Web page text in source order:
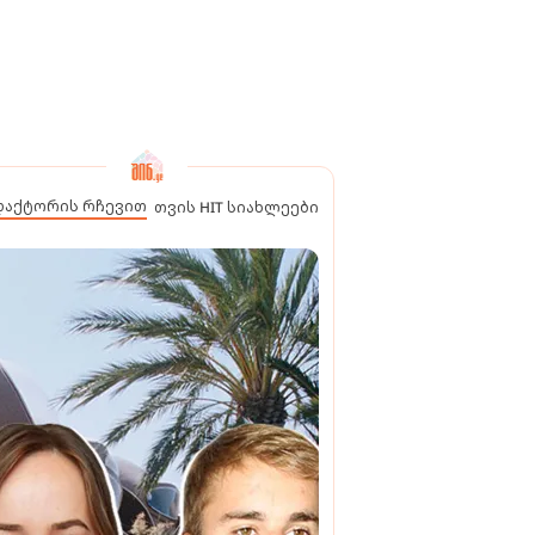
რჩევით თვის HIT სიახლეები